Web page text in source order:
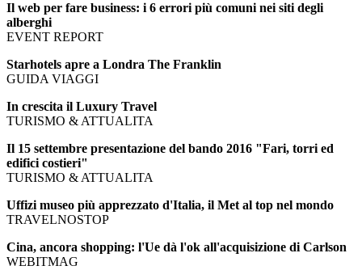
Il web per fare business: i 6 errori più comuni nei siti degli
alberghi
EVENT REPORT
Starhotels apre a Londra The Franklin
GUIDA VIAGGI
In crescita il Luxury Travel
TURISMO & ATTUALITA
Il 15 settembre presentazione del bando 2016 "Fari, torri ed
edifici costieri"
TURISMO & ATTUALITA
Uffizi museo più apprezzato d'Italia, il Met al top nel mondo
TRAVELNOSTOP
Cina, ancora shopping: l'Ue dà l'ok all'acquisizione di Carlson
WEBITMAG